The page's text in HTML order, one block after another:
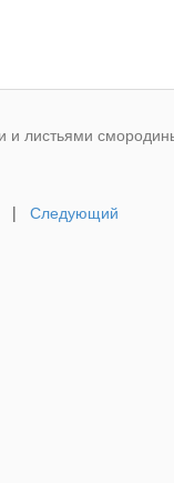
и листьями
Следующий